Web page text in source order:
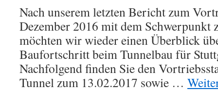
Nach unserem letzten Bericht zum
Dezember 2016 mit dem
möchten wir wieder einen Überblick
Baufortschritt beim Tunnelbau für
Nachfolgend finden Sie den
Tunnel zum 13.02.2017 sowie …